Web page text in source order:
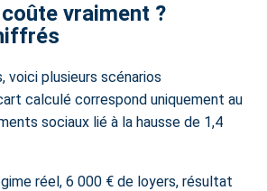
vraiment ?
voici plusieurs scénarios
calculé correspond uniquement au
sociaux lié à la hausse de 1,4
réel, 6 000 € de loyers, résultat